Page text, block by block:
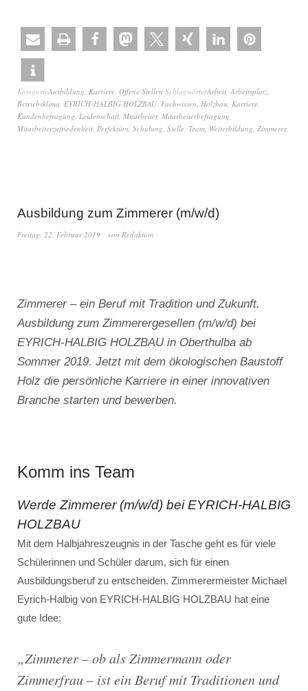
KategorieAusbildung, Karriere, Offene Stellen SchlagwörterArbeit, Arbeitsplatz,
Betriebsklima, EYRICH-HALBIG HOLZBAU, Fachwissen, Holzbau, Karriere,
Kundenbefragung, Leidenschaft, Mitarbeiter, Mitarbeiterbefragung,
Mitarbeiterzufriedenheit, Perfektion, Schulung, Stelle, Team, Weiterbildung, Zimmerer
Ausbildung zum Zimmerer (m/w/d)
Freitag, 22. Februar 2019 von Redaktion
Zimmerer – ein Beruf mit Tradition und Zukunft.
Ausbildung zum Zimmerergesellen (m/w/d) bei
EYRICH-HALBIG HOLZBAU in Oberthulba ab
Sommer 2019. Jetzt mit dem ökologischen Baustoff
Holz die persönliche Karriere in einer innovativen
Branche starten und bewerben.
Komm ins Team
Werde Zimmerer (m/w/d) bei EYRICH-HALBIG
HOLZBAU
Mit dem Halbjahreszeugnis in der Tasche geht es für viele
Schülerinnen und Schüler darum, sich für einen
Ausbildungsberuf zu entscheiden. Zimmerermeister Michael
Eyrich-Halbig von EYRICH-HALBIG HOLZBAU hat eine
gute Idee:
„Zimmerer – ob als Zimmermann oder
Zimmerfrau – ist ein Beruf mit Traditionen und